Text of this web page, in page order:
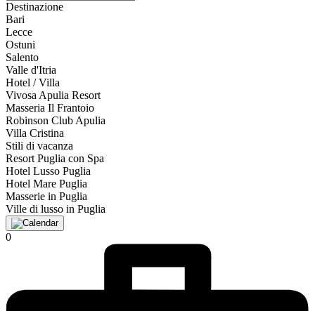
Destinazione
Bari
Lecce
Ostuni
Salento
Valle d'Itria
Hotel / Villa
Vivosa Apulia Resort
Masseria Il Frantoio
Robinson Club Apulia
Villa Cristina
Stili di vacanza
Resort Puglia con Spa
Hotel Lusso Puglia
Hotel Mare Puglia
Masserie in Puglia
Ville di lusso in Puglia
0